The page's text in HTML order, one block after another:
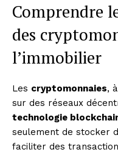
Comprendre
des
l’immobilier
Les cryptomonnaies,
sur des réseaux
technologie
seulement de stocker
faciliter des